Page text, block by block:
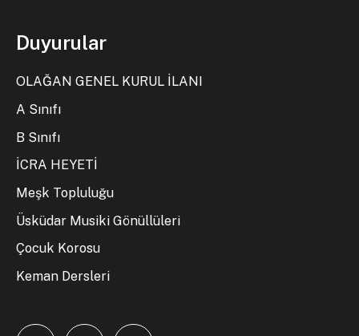
Duyurular
OLAĞAN GENEL KURUL İLANI
A Sınıfı
B Sınıfı
İCRA HEYETİ
Meşk Topluluğu
Üsküdar Musiki Gönüllüleri
Çocuk Korosu
Keman Dersleri